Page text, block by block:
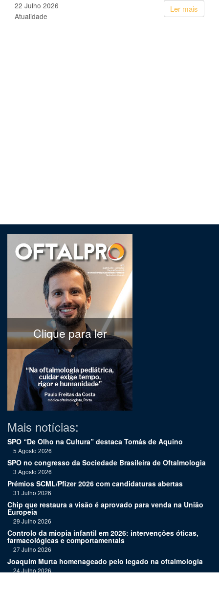
Ler mais
22 Julho 2026
Atualidade
Clique para ler
Mais notícias:
SPO “De Olho na Cultura” destaca Tomás de Aquino
5 Agosto 2026
SPO no congresso da Sociedade Brasileira de Oftalmologia
3 Agosto 2026
Prémios SCML/Pfizer 2026 com candidaturas abertas
31 Julho 2026
Chip que restaura a visão é aprovado para venda na União
Europeia
29 Julho 2026
Controlo da miopia infantil em 2026: intervenções óticas,
farmacológicas e comportamentais
27 Julho 2026
Joaquim Murta homenageado pelo legado na oftalmologia
24 Julho 2026